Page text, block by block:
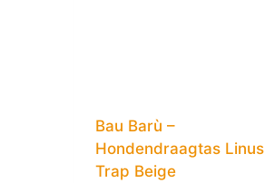
Bau Barù –
Hondendraagtas Linus
Trap Beige